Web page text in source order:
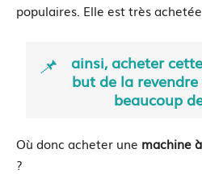
populaires. Elle est très
ainsi, acheter
but de la
beaucoup
Où donc acheter une machine
?